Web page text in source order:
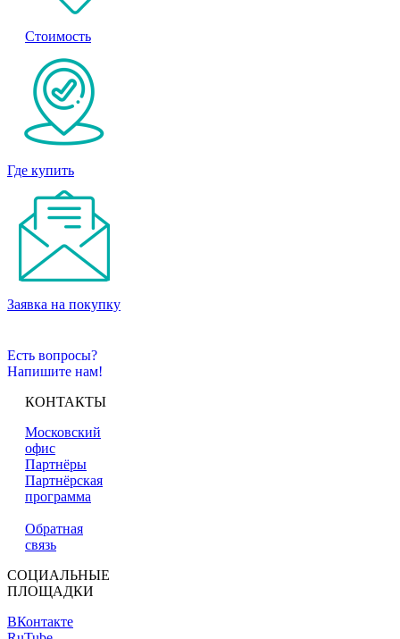
Стоимость
Где купить
Заявка на покупку
Есть вопросы?
Напишите нам!
КОНТАКТЫ
Московский
офис
Партнёры
Партнёрская
программа
Обратная
связь
СОЦИАЛЬНЫЕ
ПЛОЩАДКИ
ВКонтакте